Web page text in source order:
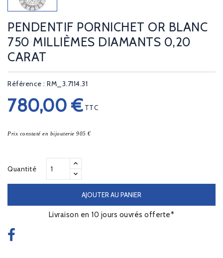
PENDENTIF PORNICHET OR BLANC
750 MILLIÈMES DIAMANTS 0,20
CARAT
Référence : RM_3.7114.31
780,00 € TTC
Prix constaté en bijouterie 905 €
Quantité
AJOUTER AU PANIER
Livraison en 10 jours ouvrés offerte*